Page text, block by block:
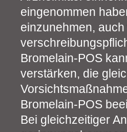
eingenommen
einzunehmen,
Bromelain-POS
verstärken, die
Bromelain-POS
Bei gleichzeitiger